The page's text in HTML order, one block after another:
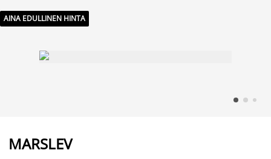
AINA EDULLINEN HINTA
MARSLEV